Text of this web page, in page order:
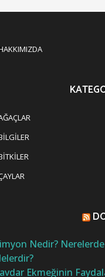
Nedir? Nerelerde
Ekmeğinin